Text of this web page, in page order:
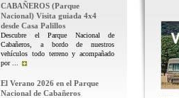
CABAÑEROS (Parque
Nacional) Visita guiada 4x4
desde Casa Palillos
Descubre el Parque Nacional de
Cabañeros, a bordo de nuestros
vehículos todo terreno y acompañado
por ...
El Verano 2026 en el Parque
Nacional de Cabañeros